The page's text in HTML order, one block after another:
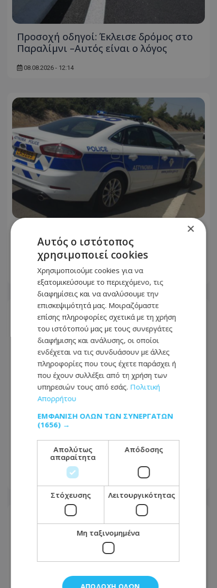
Προσοχή οδηγοί: Έκλεισε δρόμος στο
Παραλίμνι –Αυτός είναι ο λόγος
08.08.2026 - 12:14
Ωρες αγωνίας για τον 58χρονο Georgi:
Εξαφανίστηκε στη Λευκωσία - Toν
ψάχνουν μια εβδομάδα - Φωτογραφία
08.08.2026 - 10:32
Έκλεψαν αυτοκίνητο στη Λεμεσό αλλά
δεν πήγαν μακριά – Πώς τους
εντόπισε η Αστυνομία
08.08.2026 - 10:12
×
Αυτός ο ιστότοπος
χρησιμοποιεί cookies
Χρησιμοποιούμε cookies για να
εξατομικεύσουμε το περιεχόμενο, τις
διαφημίσεις και να αναλύσουμε την
επισκεψιμότητά μας. Μοιραζόμαστε
επίσης πληροφορίες σχετικά με τη χρήση
του ιστότοπού μας με τους συνεργάτες
διαφήμισης και ανάλυσης, οι οποίοι
ενδέχεται να τις συνδυάσουν με άλλες
πληροφορίες που τους έχετε παράσχει ή
που έχουν συλλέξει από τη χρήση των
υπηρεσιών τους από εσάς. Πολιτική
Απορρήτου
ΕΜΦΆΝΙΣΗ ΌΛΩΝ ΤΩΝ ΣΥΝΕΡΓΑΤΏΝ
(1656) →
Απολύτως
απαραίτητα
Απόδοσης
Στόχευσης Λειτουργικότητας
Μη ταξινομημένα